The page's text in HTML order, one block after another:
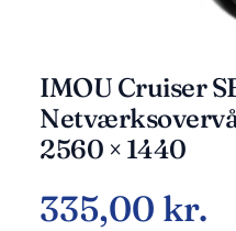
IMOU Cruiser
2560 × 1440
335,00 kr.